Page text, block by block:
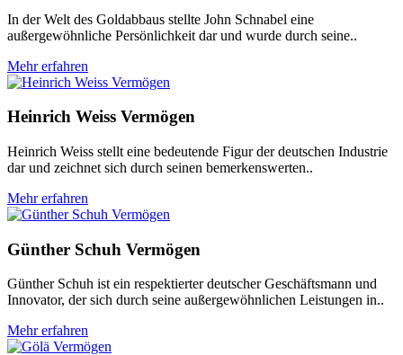
In der Welt des Goldabbaus stellte John Schnabel eine
außergewöhnliche Persönlichkeit dar und wurde durch seine..
Mehr erfahren
Heinrich Weiss Vermögen
Heinrich Weiss stellt eine bedeutende Figur der deutschen Industrie
dar und zeichnet sich durch seinen bemerkenswerten..
Mehr erfahren
Günther Schuh Vermögen
Günther Schuh ist ein respektierter deutscher Geschäftsmann und
Innovator, der sich durch seine außergewöhnlichen Leistungen in..
Mehr erfahren